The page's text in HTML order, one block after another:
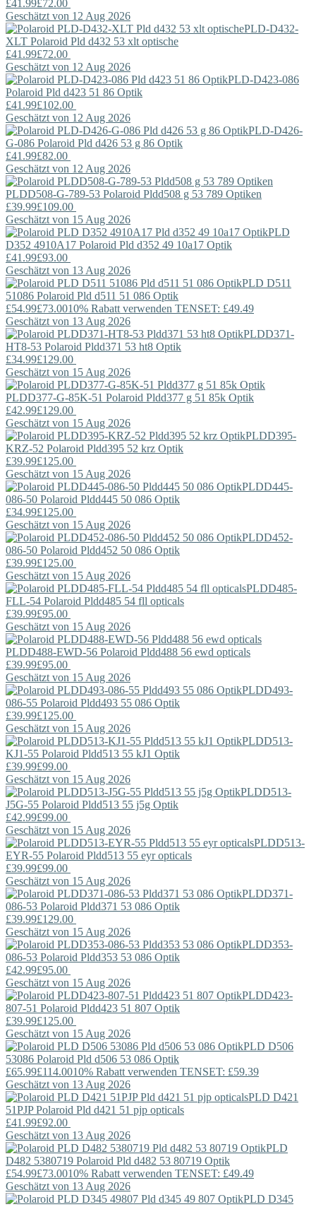
£41.99£72.00
Geschätzt von 12 Aug 2026
PLD-D432-
XLT Polaroid Pld d432 53 xlt optische
£41.99£72.00
Geschätzt von 12 Aug 2026
PLD-D423-086
Polaroid Pld d423 51 86 Optik
£41.99£102.00
Geschätzt von 12 Aug 2026
PLD-D426-
G-086 Polaroid Pld d426 53 g 86 Optik
£41.99£82.00
Geschätzt von 12 Aug 2026
PLDD508-G-789-53 Polaroid Pldd508 g 53 789 Optiken
£39.99£109.00
Geschätzt von 15 Aug 2026
PLD
D352 4910A17 Polaroid Pld d352 49 10a17 Optik
£41.99£93.00
Geschätzt von 13 Aug 2026
PLD D511
51086 Polaroid Pld d511 51 086 Optik
£54.99£73.0010% Rabatt verwenden TENSET: £49.49
Geschätzt von 13 Aug 2026
PLDD371-
HT8-53 Polaroid Pldd371 53 ht8 Optik
£34.99£129.00
Geschätzt von 15 Aug 2026
PLDD377-G-85K-51 Polaroid Pldd377 g 51 85k Optik
£42.99£129.00
Geschätzt von 15 Aug 2026
PLDD395-
KRZ-52 Polaroid Pldd395 52 krz Optik
£39.99£125.00
Geschätzt von 15 Aug 2026
PLDD445-
086-50 Polaroid Pldd445 50 086 Optik
£34.99£125.00
Geschätzt von 15 Aug 2026
PLDD452-
086-50 Polaroid Pldd452 50 086 Optik
£39.99£125.00
Geschätzt von 15 Aug 2026
PLDD485-
FLL-54 Polaroid Pldd485 54 fll opticals
£39.99£95.00
Geschätzt von 15 Aug 2026
PLDD488-EWD-56 Polaroid Pldd488 56 ewd opticals
£39.99£95.00
Geschätzt von 15 Aug 2026
PLDD493-
086-55 Polaroid Pldd493 55 086 Optik
£39.99£125.00
Geschätzt von 15 Aug 2026
PLDD513-
KJ1-55 Polaroid Pldd513 55 kJ1 Optik
£39.99£99.00
Geschätzt von 15 Aug 2026
PLDD513-
J5G-55 Polaroid Pldd513 55 j5g Optik
£42.99£99.00
Geschätzt von 15 Aug 2026
PLDD513-
EYR-55 Polaroid Pldd513 55 eyr opticals
£39.99£99.00
Geschätzt von 15 Aug 2026
PLDD371-
086-53 Polaroid Pldd371 53 086 Optik
£39.99£129.00
Geschätzt von 15 Aug 2026
PLDD353-
086-53 Polaroid Pldd353 53 086 Optik
£42.99£95.00
Geschätzt von 15 Aug 2026
PLDD423-
807-51 Polaroid Pldd423 51 807 Optik
£39.99£125.00
Geschätzt von 15 Aug 2026
PLD D506
53086 Polaroid Pld d506 53 086 Optik
£65.99£114.0010% Rabatt verwenden TENSET: £59.39
Geschätzt von 13 Aug 2026
PLD D421
51PJPPolaroid Pld d421 51 pjp opticals
£41.99£92.00
Geschätzt von 13 Aug 2026
PLD
D482 5380719 Polaroid Pld d482 53 80719 Optik
£54.99£73.0010% Rabatt verwenden TENSET: £49.49
Geschätzt von 13 Aug 2026
PLD D345